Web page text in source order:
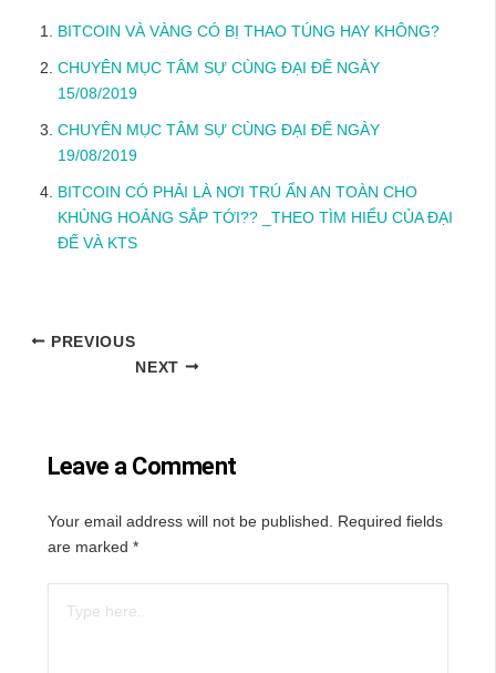
BITCOIN VÀ VÀNG CÓ BỊ THAO TÚNG HAY KHÔNG?
CHUYÊN MỤC TÂM SỰ CÙNG ĐẠI ĐẾ NGÀY
15/08/2019
CHUYÊN MỤC TÂM SỰ CÙNG ĐẠI ĐẾ NGÀY
19/08/2019
BITCOIN CÓ PHẢI LÀ NƠI TRÚ ẨN AN TOÀN CHO
KHỦNG HOẢNG SẮP TỚI?? _THEO TÌM HIỂU CỦA ĐẠI
ĐẾ VÀ KTS
PREVIOUS
NEXT
Leave a Comment
Your email address will not be published.
Required fields
are marked *
here..